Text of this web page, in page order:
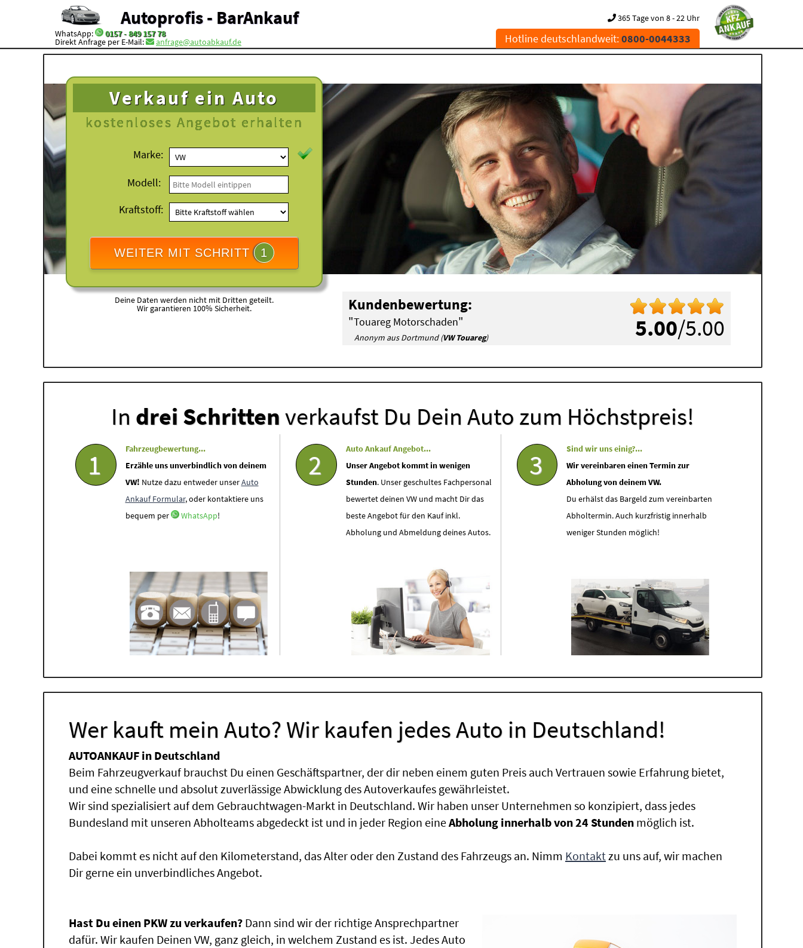
Autoprofis - BarAnkauf
WhatsApp: 0157 - 849 157 78
Direkt Anfrage per E-Mail: anfrage@autoabkauf.de
365 Tage von 8 - 22 Uhr
Hotline deutschlandweit:0800-0044333
Verkauf ein Auto
kostenloses Angebot erhalten
Marke:
Modell:
Kraftstoff:
WEITER MIT SCHRITT 1
Deine Daten werden nicht mit Dritten geteilt.
Wir garantieren 100% Sicherheit.
5.00/5.00
Kundenbewertung:
"Touareg Motorschaden"
Anonym aus Dortmund (VW Touareg)
In drei Schrittenverkaufst Du Dein Auto zum Höchstpreis!
1
Fahrzeugbewertung...
Erzähle uns unverbindlich von deinem
VW! Nutze dazu entweder unserAuto
Ankauf Formular, oder kontaktiere uns
bequem per
WhatsApp!
2
Auto Ankauf Angebot...
Unser Angebot kommt in wenigen
Stunden. Unser geschultes Fachpersonal
bewertet deinen VW und macht Dir das
beste Angebot für den Kauf inkl.
Abholung und Abmeldung deines Autos.
3
Sind wir uns einig?...
Wir vereinbaren einen Termin zur
Abholung von deinem VW.
Du erhälst das Bargeld zum vereinbarten
Abholtermin. Auch kurzfristig innerhalb
weniger Stunden möglich!
Wer kauft mein Auto? Wir kaufen jedes Auto in Deutschland!
AUTOANKAUF in Deutschland
Beim Fahrzeugverkauf brauchst Du einen Geschäftspartner, der dir neben einem guten Preis auch Vertrauen sowie Erfahrung bietet,
und eine schnelle und absolut zuverlässige Abwicklung des Autoverkaufes gewährleistet.
Wir sind spezialisiert auf dem Gebrauchtwagen-Markt in Deutschland. Wir haben unser Unternehmen so konzipiert, dass jedes
Bundesland mit unseren Abholteams abgedeckt ist und in jeder Region eineAbholung innerhalb von 24 Stunden möglich ist.
Dabei kommt es nicht auf den Kilometerstand, das Alter oder den Zustand des Fahrzeugs an. Nimm Kontaktzu uns auf, wir machen
Dir gerne ein unverbindliches Angebot.
Hast Du einen PKW zu verkaufen? Dann sind wir der richtige Ansprechpartner
dafür. Wir kaufen Deinen VW, ganz gleich, in welchem Zustand es ist. Jedes Auto